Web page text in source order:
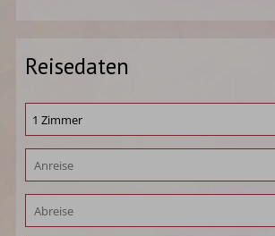
Reisedaten